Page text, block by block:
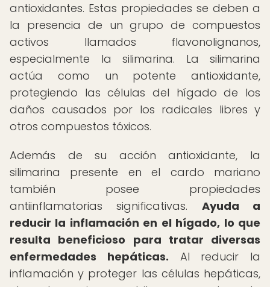
antioxidantes. Estas propiedades se deben a
la presencia de un grupo de compuestos
activos llamados flavonolignanos,
especialmente la silimarina. La silimarina
actúa como un potente antioxidante,
protegiendo las células del hígado de los
daños causados por los radicales libres y
otros compuestos tóxicos.
Además de su acción antioxidante, la
silimarina presente en el cardo mariano
también posee propiedades
antiinflamatorias significativas. Ayuda a
reducir la inflamación en el hígado, lo que
resulta beneficioso para tratar diversas
enfermedades hepáticas. Al reducir la
inflamación y proteger las células hepáticas,